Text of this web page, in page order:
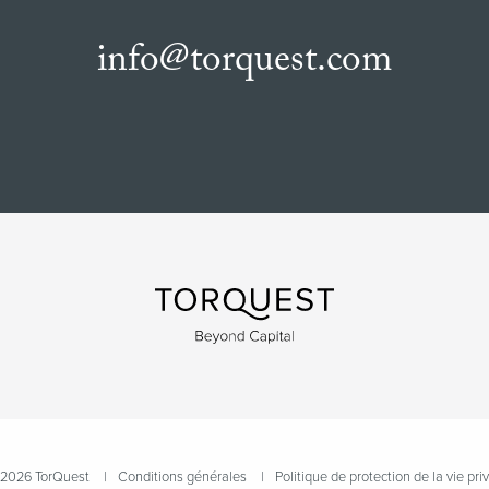
info@torquest.com
TorQuest Conditions générales Politique de protection de la vie